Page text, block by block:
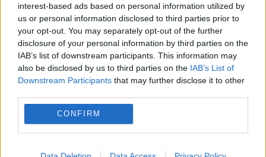
interest-based ads based on personal information utilized by
us or personal information disclosed to third parties prior to
your opt-out. You may separately opt-out of the further
disclosure of your personal information by third parties on the
IAB’s list of downstream participants. This information may
also be disclosed by us to third parties on the IAB’s List of
Downstream Participants that may further disclose it to other
CONFIRM
Mărturiile surprinzătoare ale apropiaților și
alte scene din biografia Tovarășei, într-un
nou episod Istoria Secretă, alături de...